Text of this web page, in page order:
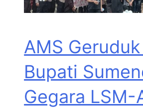
AMS
Bupati
Gegara LSM-